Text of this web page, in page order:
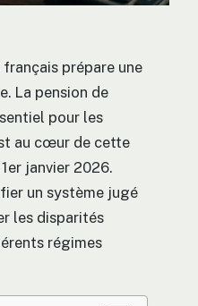
prépare une
La pension de
pour les
au cœur de cette
janvier 2026.
un système jugé
les disparités
régimes